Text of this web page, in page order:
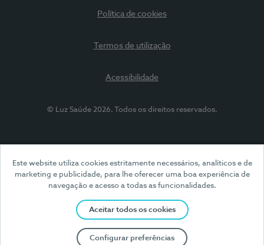
Este website utiliza cookies estritamente necessários, analíticos e de
marketing e publicidade, para lhe oferecer uma boa experiência de
navegação e acesso a todas as funcionalidades.
Aceitar todos os cookies
Configurar preferências
Política de cookies
Termos de utilização
Acessibilidade
© Luz Saúde 2026. Todos os direitos reservados.